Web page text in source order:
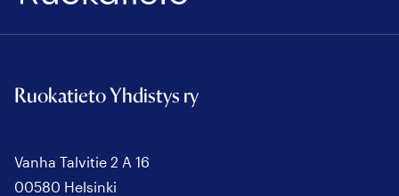
Ruokatieto Yhdistys ry
Vanha Talvitie 2 A 16
00580 Helsinki